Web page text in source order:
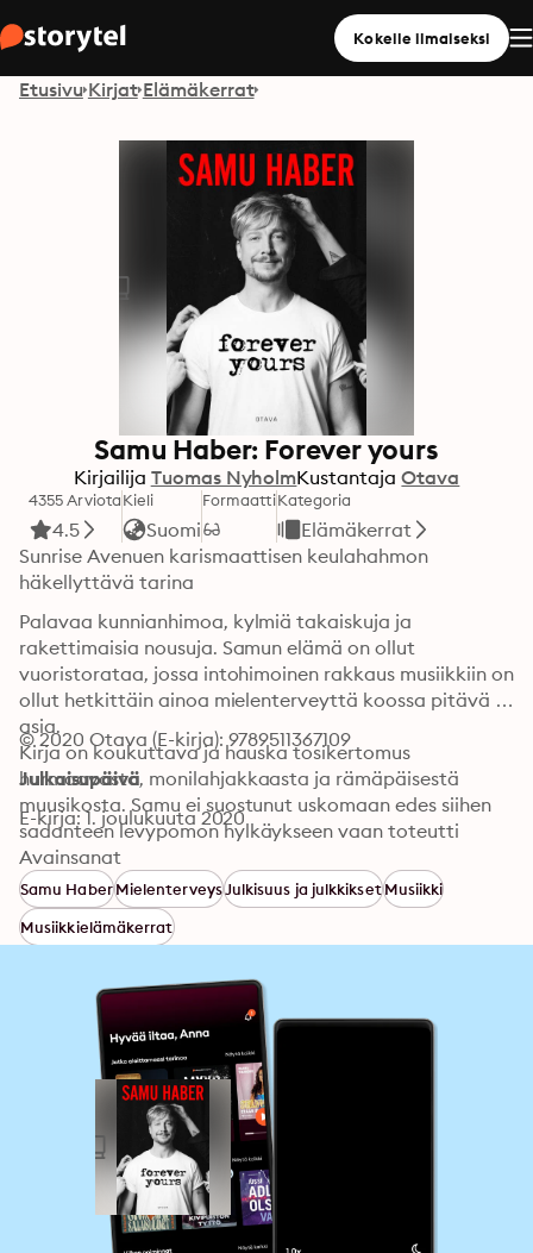
Kokeile ilmaiseksi
Etusivu Kirjat Elämäkerrat
Samu Haber: Forever yours
Kirjailija Tuomas NyholmKustantaja Otava
4355 Arviota
4.5
Kieli
Suomi
FormaattiKategoria
Elämäkerrat
Sunrise Avenuen karismaattisen keulahahmon
häkellyttävä tarina
Palavaa kunnianhimoa, kylmiä takaiskuja ja
rakettimaisia nousuja. Samun elämä on ollut
vuoristorataa, jossa intohimoinen rakkaus musiikkiin on
ollut hetkittäin ainoa mielenterveyttä koossa pitävä
asia.
Kirja on koukuttava ja hauska tosikertomus
hurmaavasta, monilahjakkaasta ja rämäpäisestä
muusikosta. Samu ei suostunut uskomaan edes siihen
sadanteen levypomon hylkäykseen vaan toteutti
röyhkeästi suuren unelmansa omilla ehdoillaan.
© 2020 Otava (E-kirja): 9789511367109
Julkaisupäivä
E-kirja: 1. joulukuuta 2020
Avainsanat
Samu HaberMielenterveysJulkisuus ja julkkiksetMusiikki
Musiikkielämäkerrat